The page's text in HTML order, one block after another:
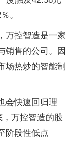
。
万控智造是一家
销售的公司。因
场热炒的智能制
会快速回归理
万控智造的股
阶段性低点